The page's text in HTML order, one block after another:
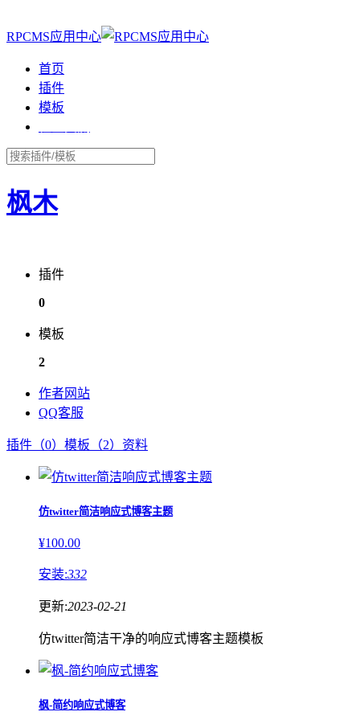
RPCMS应用中心
首页
插件
模板
枫木
插件
0
模板
2
作者网站
QQ客服
插件（0） 模板（2） 资料
仿twitter简洁响应式博客主题
¥100.00
安装:332
更新:2023-02-21
仿twitter简洁干净的响应式博客主题模板
枫-简约响应式博客